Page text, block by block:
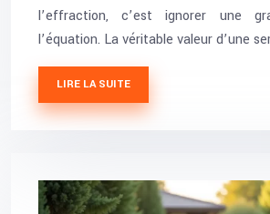
l’effraction, c’est ignorer une
l’équation. La véritable valeur d’une
LIRE LA SUITE